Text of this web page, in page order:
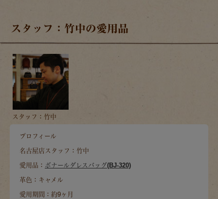
スタッフ：竹中の愛用品
スタッフ：竹中
プロフィール
名古屋店スタッフ：竹中
愛用品： ボナールダレスバッグ(BJ-320)
革色：キャメル
愛用期間：約9ヶ月